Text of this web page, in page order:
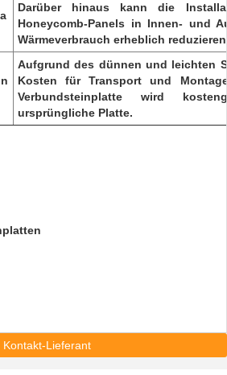
Darüber hinaus kann die
Honeycomb-Panels in Innen- und
Wärmeverbrauch erheblich
Aufgrund des dünnen und leichten
Kosten für Transport und
Verbundsteinplatte wird
ursprüngliche Platte.
Kontakt-Lieferant